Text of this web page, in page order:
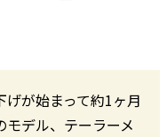
が始まって約1ヶ月
デル、テーラーメ